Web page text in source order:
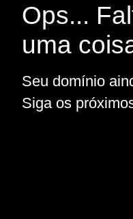
Ops...
uma
Seu domínio
Siga os